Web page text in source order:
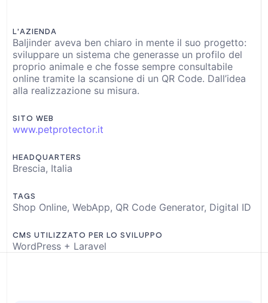
L'AZIENDA
Baljinder aveva ben chiaro in mente il suo progetto:
sviluppare un sistema che generasse un profilo del
proprio animale e che fosse sempre consultabile
online tramite la scansione di un QR Code. Dall’idea
alla realizzazione su misura.
SITO WEB
www.petprotector.it
HEADQUARTERS
Brescia, Italia
TAGS
Shop Online, WebApp, QR Code Generator, Digital ID
CMS UTILIZZATO PER LO SVILUPPO
WordPress + Laravel